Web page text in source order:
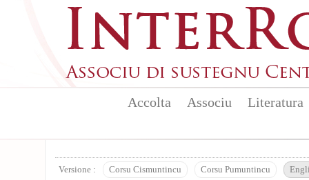
Accolta Associu Literatura
Versione : Corsu Cismuntincu Corsu Pumuntincu